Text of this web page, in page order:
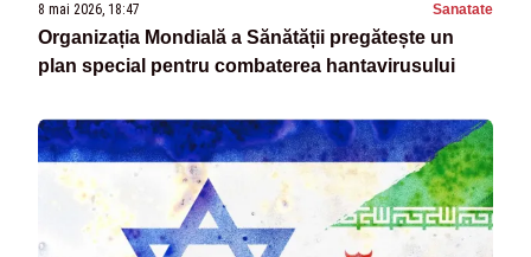
8 mai 2026, 18:47 Sanatate
Organizația Mondială a Sănătății pregătește un
plan special pentru combaterea hantavirusului